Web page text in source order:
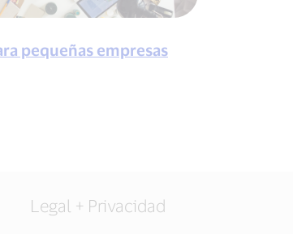
pequeñas empresas
Legal + Privacidad